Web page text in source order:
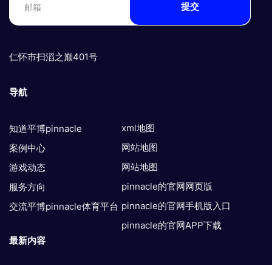
提交
仁怀市扫滔之巅401号
导航
知道平博pinnacle
案例中心
游戏动态
服务方向
交流平博pinnacle体育平台
xml地图
网站地图
网站地图
pinnacle的官网网页版
pinnacle的官网手机版入口
pinnacle的官网APP下载
最新内容